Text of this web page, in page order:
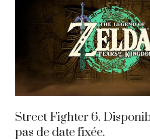
Street Fighter 6.
pas de date fixée.